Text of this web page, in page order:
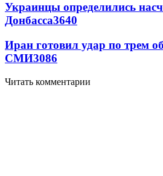
Украинцы определились
Донбасса3640
Иран готовил удар по трем
СМИ3086
Читать комментарии